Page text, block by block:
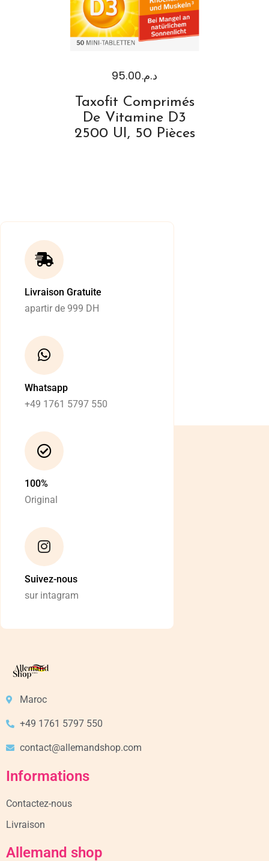
د.م.95.00
Taxofit Comprimés
De Vitamine D3
2500 UI, 50 Pièces
Livraison Gratuite
apartir de 999 DH
Whatsapp
+49 1761 5797 550
100%
Original
Suivez-nous
sur intagram
Maroc
+49 1761 5797 550
contact@allemandshop.com
Informations
Contactez-nous
Livraison
Allemand shop